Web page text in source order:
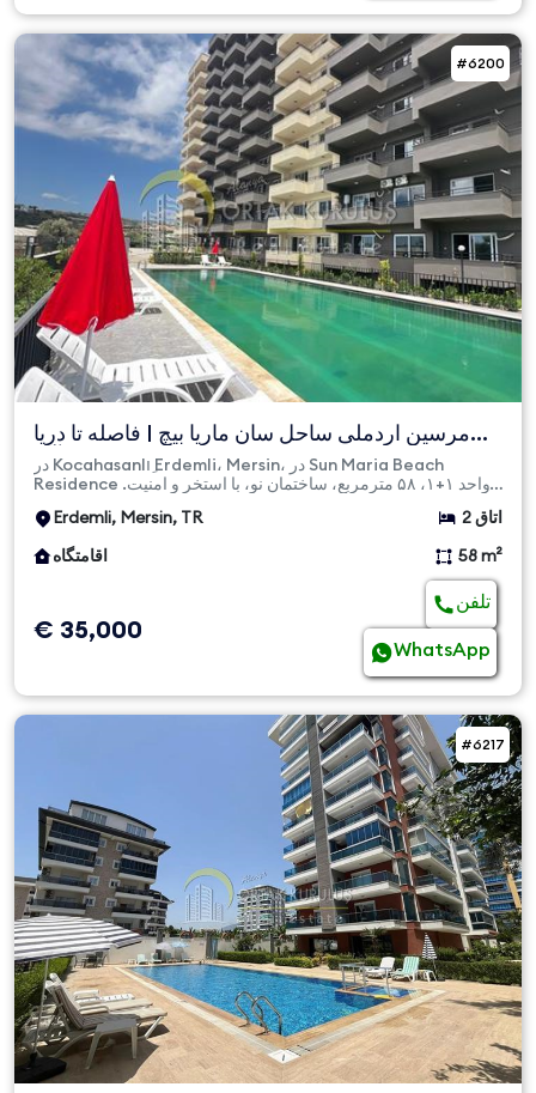
#6200
مرسین اردملی ساحل سان ماریا بیچ | فاصله تا دریا
۳۷۵ متر | آپ...
در Kocahasanlıِ Erdemli، Mersin، در Sun Maria Beach
Residence واحد ۱+۱، ۵۸ مترمربع، ساختمان نو، با استخر و امنیت.
Erdemli, Mersin, TR
2 اتاق
اقامتگاه
58 m²
€ 35,000
تلفن
WhatsApp
#6217